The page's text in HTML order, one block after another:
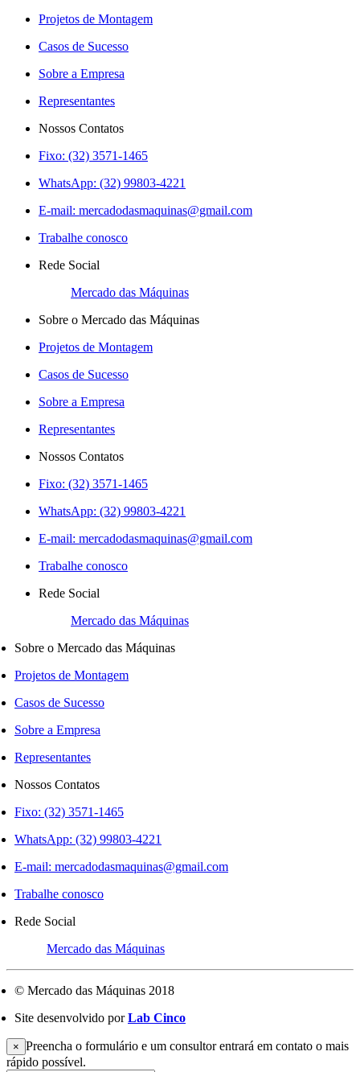
Projetos de Montagem
Casos de Sucesso
Sobre a Empresa
Representantes
Nossos Contatos
Fixo: (32) 3571-1465
WhatsApp: (32) 99803-4221
E-mail: mercadodasmaquinas@gmail.com
Trabalhe conosco
Rede Social
Mercado das Máquinas
Sobre o Mercado das Máquinas
Projetos de Montagem
Casos de Sucesso
Sobre a Empresa
Representantes
Nossos Contatos
Fixo: (32) 3571-1465
WhatsApp: (32) 99803-4221
E-mail: mercadodasmaquinas@gmail.com
Trabalhe conosco
Rede Social
Mercado das Máquinas
Sobre o Mercado das Máquinas
Projetos de Montagem
Casos de Sucesso
Sobre a Empresa
Representantes
Nossos Contatos
Fixo: (32) 3571-1465
WhatsApp: (32) 99803-4221
E-mail: mercadodasmaquinas@gmail.com
Trabalhe conosco
Rede Social
Mercado das Máquinas
© Mercado das Máquinas 2018
Site desenvolvido por Lab Cinco
× Preencha o formulário e um consultor entrará em contato o mais
rápido possível.